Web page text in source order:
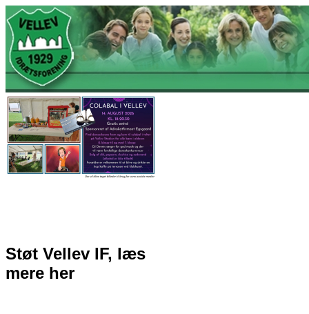
Gå til hovedindhold
Støt Vellev IF, læs
mere her